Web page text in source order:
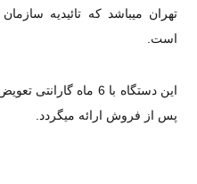
تهران میباشد که تائیدیه
است.
پس از فروش ارائه میگردد.